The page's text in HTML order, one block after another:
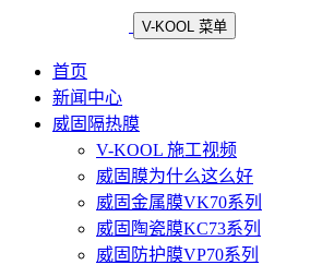
V-KOOL 菜单
首页
新闻中心
威固隔热膜
V-KOOL 施工视频
威固膜为什么这么好
威固金属膜VK70系列
威固陶瓷膜KC73系列
威固防护膜VP70系列